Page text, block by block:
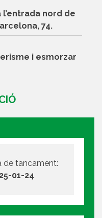
nord de
74.
i esmorzar
de tancament:
01-24